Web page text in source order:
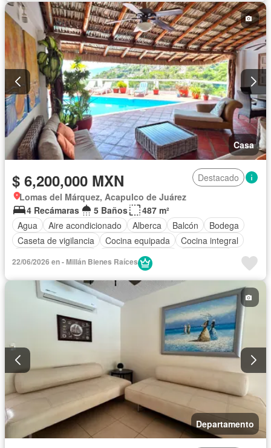
Completamente amueblado
Casa
$ 6,200,000 MXN
Destacado
Lomas del Márquez, Acapulco de Juárez
4 Recámaras
5 Baños
487 m²
Agua
Aire acondicionado Alberca Balcón
Bodega
Caseta de vigilancia
Cocina equipada
Cocina integral
Cuarto de servicio
Recámara con closet
Televisión por cable
Terraza Vista panorámica
Wifi
Zonas verdes
Parcialmente amueblado
22/06/2026 en - Millán Bienes Raíces
Departamento